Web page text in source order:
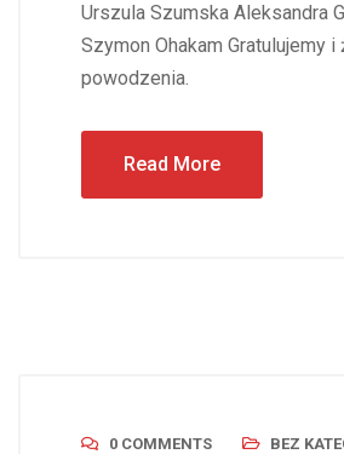
Urszula Szumska Aleksandra
Szymon Ohakam Gratulujemy
powodzenia.
Read More
0 COMMENTS BEZ